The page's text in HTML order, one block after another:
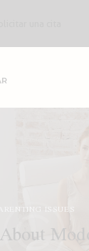
ISSUES